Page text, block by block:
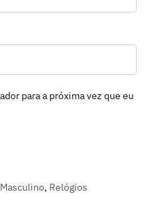
para a próxima vez que eu
Masculino, Relógios